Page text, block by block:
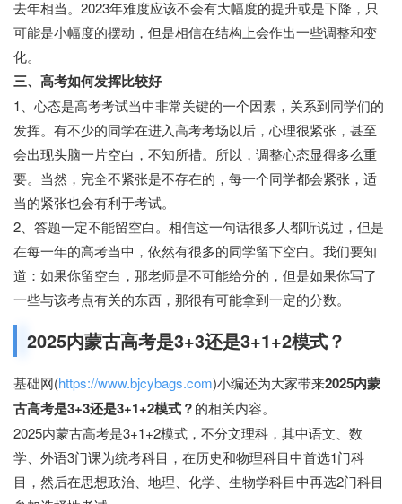
去年相当。2023年难度应该不会有大幅度的提升或是下降，只
可能是小幅度的摆动，但是相信在结构上会作出一些调整和变
化。
三、高考如何发挥比较好
1、心态是高考考试当中非常关键的一个因素，关系到同学们的
发挥。有不少的同学在进入高考考场以后，心理很紧张，甚至
会出现头脑一片空白，不知所措。所以，调整心态显得多么重
要。当然，完全不紧张是不存在的，每一个同学都会紧张，适
当的紧张也会有利于考试。
2、答题一定不能留空白。相信这一句话很多人都听说过，但是
在每一年的高考当中，依然有很多的同学留下空白。我们要知
道：如果你留空白，那老师是不可能给分的，但是如果你写了
一些与该考点有关的东西，那很有可能拿到一定的分数。
2025内蒙古高考是3+3还是3+1+2模式？
基础网(https://www.bjcybags.com)小编还为大家带来2025内蒙
古高考是3+3还是3+1+2模式？的相关内容。
2025内蒙古高考是3+1+2模式，不分文理科，其中语文、数
学、外语3门课为统考科目，在历史和物理科目中首选1门科
目，然后在思想政治、地理、化学、生物学科目中再选2门科目